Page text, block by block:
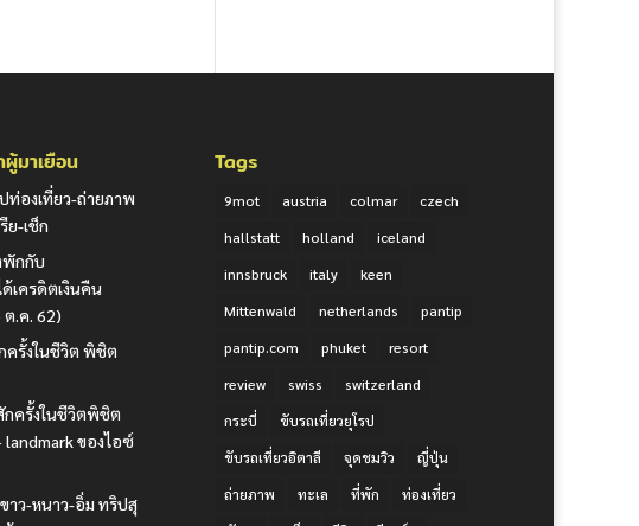
มาเยือน
ท่องเที่ยว-ถ่ายภาพ
ย-เช็ก
พักกับ
เครดิตเงินคืน
.ค. 62)
ครั้งในชีวิต พิชิต
กครั้งในชีวิตพิชิต
ของไอซ์
าว-หนาว-อิ่ม ทริปสุ
Tags
9mot austria colmar
czech
hallstatt
holland
iceland
innsbruck
italy
keen
Mittenwald
netherlands
pantip
pantip.com
phuket
resort
review
swiss
switzerland
กระบี่
ขับรถเที่ยวยุโรป
ขับรถเที่ยวอิตาลี
จุดชมวิว
ญี่ปุ่น
ถ่ายภาพ
ทะเล ที่พัก
ท่องเที่ยว